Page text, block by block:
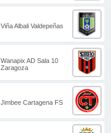
Viña Albali Valdepeñas
Wanapix AD Sala 10
Zaragoza
Jimbee Cartagena FS